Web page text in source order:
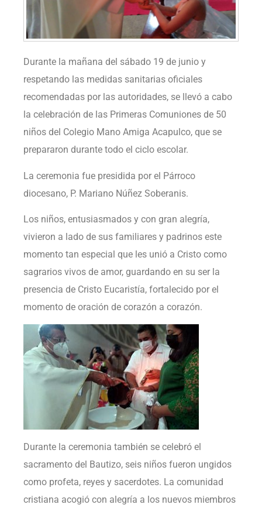
Durante la mañana del sábado 19 de junio y
respetando las medidas sanitarias oficiales
recomendadas por las autoridades, se llevó a cabo
la celebración de las Primeras Comuniones de 50
niños del Colegio Mano Amiga Acapulco, que se
prepararon durante todo el ciclo escolar.
La ceremonia fue presidida por el Párroco
diocesano, P. Mariano Núñez Soberanis.
Los niños, entusiasmados y con gran alegría,
vivieron a lado de sus familiares y padrinos este
momento tan especial que les unió a Cristo como
sagrarios vivos de amor, guardando en su ser la
presencia de Cristo Eucaristía, fortalecido por el
momento de oración de corazón a corazón.
Durante la ceremonia también se celebró el
sacramento del Bautizo, seis niños fueron ungidos
como profeta, reyes y sacerdotes. La comunidad
cristiana acogió con alegría a los nuevos miembros